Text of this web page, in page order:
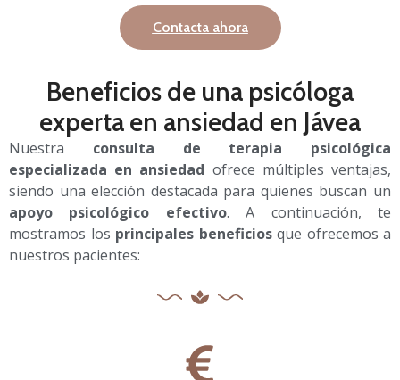
Contacta ahora
Beneficios de una psicóloga
experta en ansiedad en Jávea
Nuestra consulta de terapia psicológica
especializada en ansiedad ofrece múltiples ventajas,
siendo una elección destacada para quienes buscan un
apoyo psicológico efectivo. A continuación, te
mostramos los principales beneficiosque ofrecemos a
nuestros pacientes: